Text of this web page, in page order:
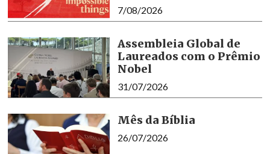
7/08/2026
Assembleia Global de
Laureados com o Prêmio
Nobel
31/07/2026
Mês da Bíblia
26/07/2026